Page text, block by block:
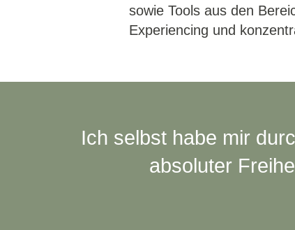
sowie Tools aus den
Experiencing und
Ich selbst habe mir
absoluter